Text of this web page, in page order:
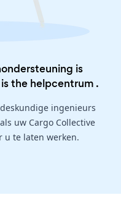
is
the helpcentrum .
ingenieurs
uw Cargo Collective
u te laten werken.